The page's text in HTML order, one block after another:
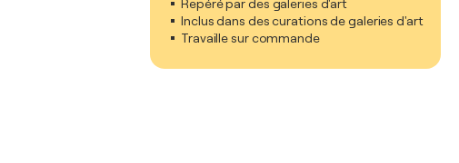
Repéré par des galeries d'art
Inclus dans des curations de galeries d'art
Travaille sur commande